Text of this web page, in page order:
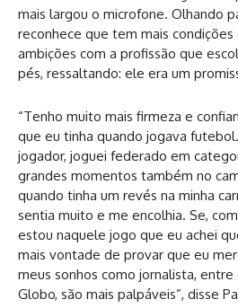
mais largou o microfone. Olhando
reconhece que tem mais condições
ambições com a profissão que
pés, ressaltando: ele era um
“Tenho muito mais firmeza e
que eu tinha quando jogava
jogador, joguei federado em
grandes momentos também no
quando tinha um revés na minha
sentia muito e me encolhia. Se,
estou naquele jogo que eu achei
mais vontade de provar que eu
meus sonhos como jornalista,
Globo, são mais palpáveis”, disse